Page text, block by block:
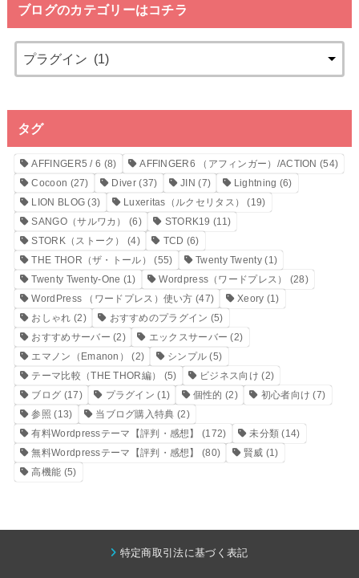
ブログのカテゴリーはコチラ
タグ
AFFINGER5 / 6 (8) AFFINGER6 （アフィンガー）/ACTION (54)
Cocoon (27) Diver(37) JIN (7) Lightning (6)
LION BLOG (3) Luxeritas（ルクセリタス）
(19)
SANGO（サルワカ）
(6) STORK19 (11)
STORK（ストーク）
(4) TCD (6)
THE THOR（ザ・トール）
(55) Twenty Twenty (1)
Twenty Twenty-One (1) Wordpress（ワードプレス）
(28)
WordPress （ワードプレス）使い方 (47) Xeory (1)
おしゃれ (2) おすすめのプラグイン (5)
おすすめサーバー (2) エックスサーバー (2)
エマノン（Emanon）
(2) シンプル (5)
テーマ比較（THE THOR編）
(5) ビジネス向け (2)
ブログ (17) プラグイン (1) 個性的 (2) 初心者向け (7)
参照 (13) 当ブログ購入特典 (2)
有料Wordpressテーマ【評判・感想】
(172) 未分類 (14)
無料Wordpressテーマ【評判・感想】
(80) 賢威 (1)
高機能 (5)
特定商取引法に基づく表記